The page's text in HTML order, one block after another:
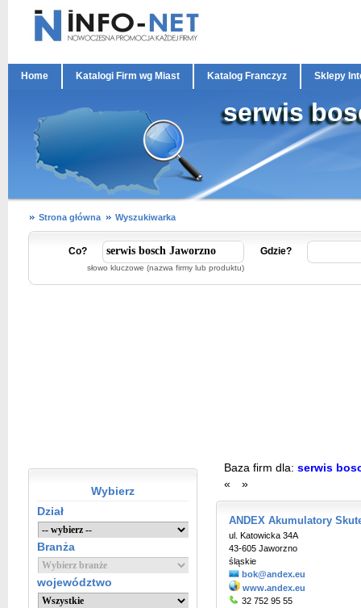
Home Katalogi Firm wg Miast Katalog Franczyz Sklepy
serwis
Strona główna Wyszukiwarka
Co?
słowo kluczowe (nazwa firmy lub produktu)
Gdzie?
Wybierz
Dział
Branża
województwo
Baza firm dla: serwis
«
»
ANDEX Akumulatory
ul. Katowicka 34A
43-605 Jaworzno
śląskie
bok@andex.eu
www.andex.eu
32 752 95 55